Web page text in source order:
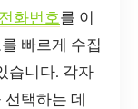
화번호를 이
빠르게 수집
습니다. 각자
택하는 데